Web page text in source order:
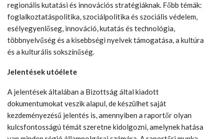
regionális kutatási és innovációs stratégiáknak. Főbb témák:
foglalkoztatáspolitika, szociálpolitika és szociális védelem,
esélyegyenlőseg, innováció, kutatás és technológia,
többnyelvűség és a kisebbségi nyelvek támogatása, a kultúra
és a kulturális sokszínűség.
Jelentések utóélete
A jelentések általában a Bizottság által kiadott
dokumentumokat veszik alapul, de készülhet saját
kezdeményezésű jelentés is, amennyiben a raportőr olyan
kulcsfontosságú témát szeretne kidolgozni, amelynek hatása